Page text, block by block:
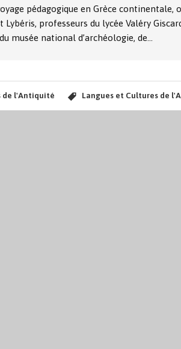
pédagogique en Grèce continentale,
professeurs du lycée Valéry
musée national d’archéologie, de…
de l'Antiquité Langues et Cultures de